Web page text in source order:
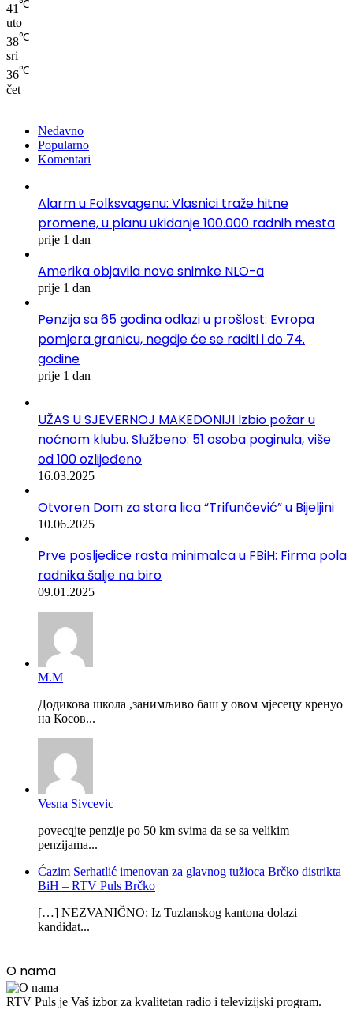
41 ℃
uto
38℃
sri
36℃
čet
Nedavno
Popularno
Komentari
Alarm u Folksvagenu: Vlasnici traže hitne
promene, u planu ukidanje 100.000 radnih mesta
prije 1 dan
Amerika objavila nove snimke NLO-a
prije 1 dan
Penzija sa 65 godina odlazi u prošlost: Evropa
pomjera granicu, negdje će se raditi i do 74.
godine
prije 1 dan
UŽAS U SJEVERNOJ MAKEDONIJI Izbio požar u
noćnom klubu. Službeno: 51 osoba poginula, više
od 100 ozlijeđeno
16.03.2025
Otvoren Dom za stara lica “Trifunčević” u Bijeljini
10.06.2025
Prve posljedice rasta minimalca u FBiH: Firma pola
radnika šalje na biro
09.01.2025
М.М
Додикова школа ,занимљиво баш у овом мјесецу кренуо
на Косов...
Vesna Sivcevic
povecqjte penzije po 50 km svima da se sa velikim
penzijama...
Ćazim Serhatlić imenovan za glavnog tužioca Brčko distrikta
BiH – RTV Puls Brčko
[…] NEZVANIČNO: Iz Tuzlanskog kantona dolazi
kandidat...
O nama
RTV Puls je Vaš izbor za kvalitetan radio i televizijski program.